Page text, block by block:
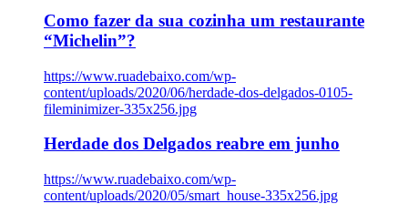
Como fazer da sua cozinha um restaurante
“Michelin”?
https://www.ruadebaixo.com/wp-
content/uploads/2020/06/herdade-dos-delgados-0105-
fileminimizer-335x256.jpg
Herdade dos Delgados reabre em junho
https://www.ruadebaixo.com/wp-
content/uploads/2020/05/smart_house-335x256.jpg